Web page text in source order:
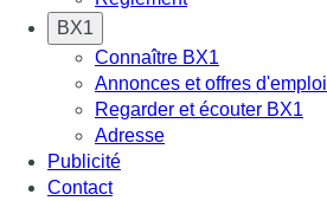
BX1
Connaître BX1
Annonces et offres d'emploi
Regarder et écouter BX1
Adresse
Publicité
Contact